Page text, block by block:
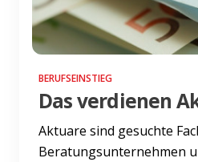
BERUFSEINSTIEG
Das verdienen
Aktuare sind gesuchte
Beratungsunternehmen